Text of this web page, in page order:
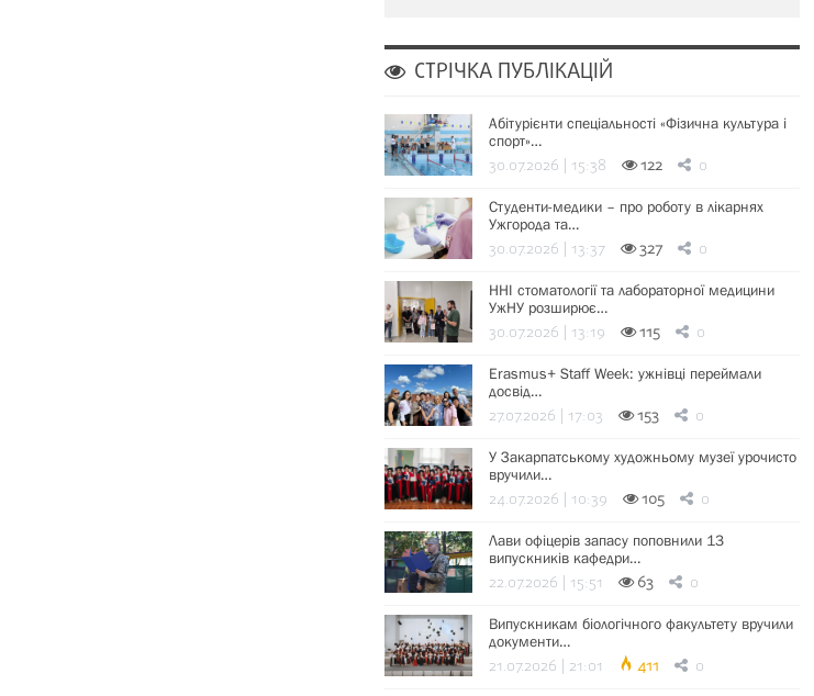
СТРІЧКА ПУБЛІКАЦІЙ
Абітурієнти спеціальності «Фізична культура і
спорт»…
30.07.2026 | 15:38 122 0
Студенти-медики – про роботу в лікарнях
Ужгорода та…
30.07.2026 | 13:37 327 0
ННІ стоматології та лабораторної медицини
УжНУ розширює…
30.07.2026 | 13:19 115 0
Erasmus+ Staff Week: ужнівці переймали
досвід…
27.07.2026 | 17:03 153 0
У Закарпатському художньому музеї урочисто
вручили…
24.07.2026 | 10:39 105 0
Лави офіцерів запасу поповнили 13
випускників кафедри…
22.07.2026 | 15:51 63 0
Випускникам біологічного факультету вручили
документи…
21.07.2026 | 21:01 411 0